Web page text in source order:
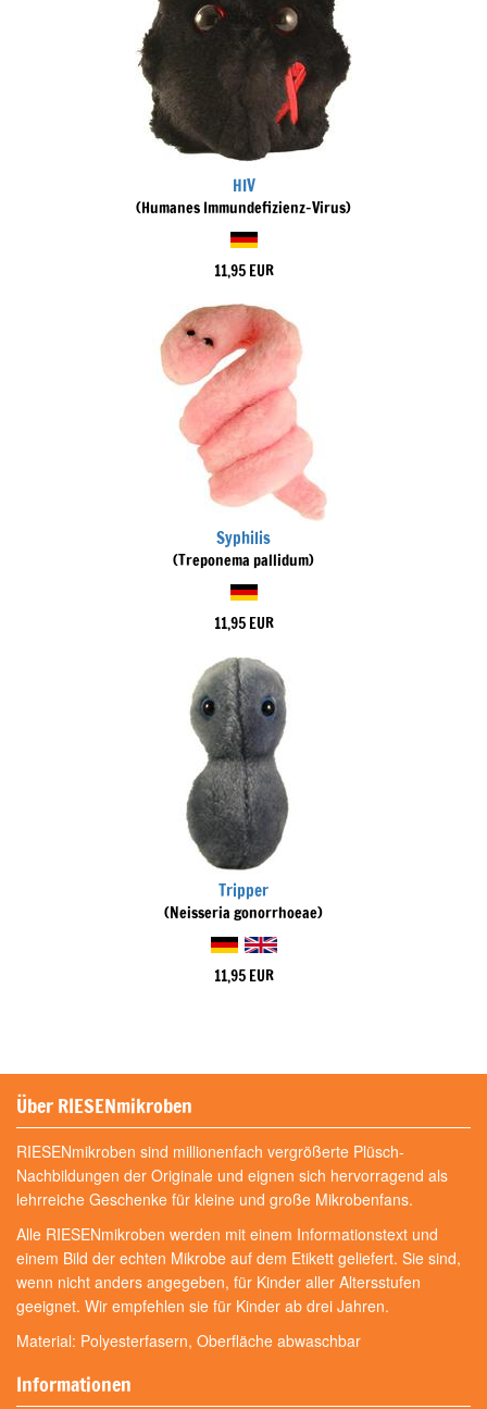
HIV
(Humanes Immundefizienz-Virus)
11,95 EUR
Syphilis
(Treponema pallidum)
11,95 EUR
Tripper
(Neisseria gonorrhoeae)
11,95 EUR
Über RIESENmikroben
RIESENmikroben sind millionenfach vergrößerte Plüsch-
Nachbildungen der Originale und eignen sich hervorragend als
lehrreiche Geschenke für kleine und große Mikrobenfans.
Alle RIESENmikroben werden mit einem Informationstext und
einem Bild der echten Mikrobe auf dem Etikett geliefert. Sie sind,
wenn nicht anders angegeben, für Kinder aller Altersstufen
geeignet. Wir empfehlen sie für Kinder ab drei Jahren.
Material: Polyesterfasern, Oberfläche abwaschbar
Informationen